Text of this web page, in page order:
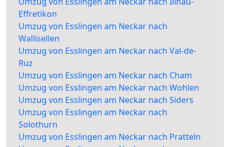
Effretikon
Umzug von Esslingen am Neckar nach
Wallisellen
Umzug von Esslingen am Neckar nach Val-de-
Ruz
Umzug von Esslingen am Neckar nach Cham
Umzug von Esslingen am Neckar nach Wohlen
Umzug von Esslingen am Neckar nach Siders
Umzug von Esslingen am Neckar nach
Solothurn
Umzug von Esslingen am Neckar nach Pratteln